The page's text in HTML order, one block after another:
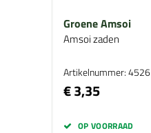
Groene Amsoi
Amsoi zaden
Artikelnummer: 4526
€ 3,35
OP VOORRAAD